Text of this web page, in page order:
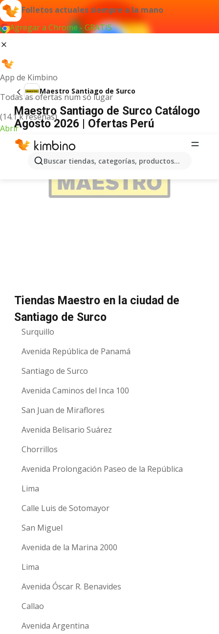
Folletos actuales siempre a la mano
Agregar a Chrome - GRATIS
App de Kimbino
Todas as ofertas num só lugar
(14.1 k reseñas)
Abrir
Buscar tiendas, categorías, productos...
Maestro Santiago de Surco
Maestro Santiago de Surco Catálogo
Agosto 2026 | Ofertas Perú
Tiendas Maestro en la ciudad de
Santiago de Surco
Surquillo
Avenida República de Panamá
Santiago de Surco
Avenida Caminos del Inca 100
San Juan de Miraflores
Avenida Belisario Suárez
Chorrillos
Avenida Prolongación Paseo de la República
Lima
Calle Luis de Sotomayor
San Miguel
Avenida de la Marina 2000
Lima
Avenida Óscar R. Benavides
Callao
Avenida Argentina